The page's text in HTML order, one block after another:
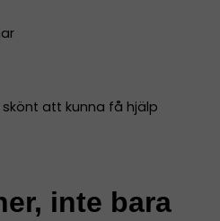
att kunna få hjälp
inte bara